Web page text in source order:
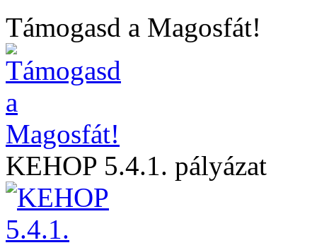
Támogasd a Magosfát!
KEHOP 5.4.1. pályázat